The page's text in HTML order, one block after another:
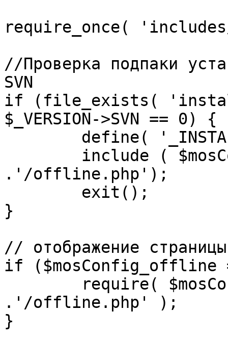
require_once(
//Проверка подпаки
SVN
if (file_exists(
$_VERSION->SVN == 0) {
.'/offline.php');
}
// отображение
if ($mosConfig_offline
.'/offline.php' );
}